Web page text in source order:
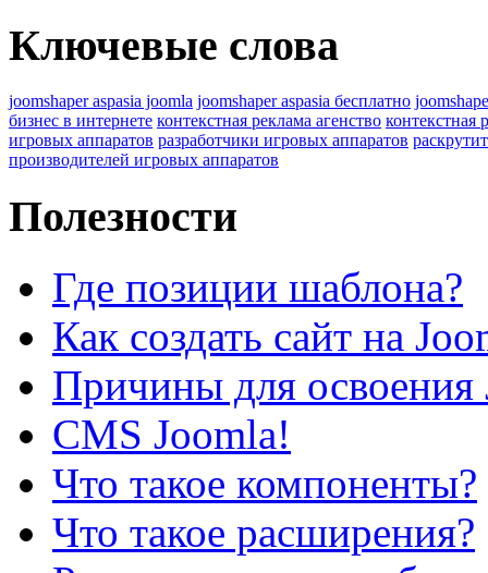
Ключевые слова
joomshaper aspasia joomla joomshaper aspasia бесплатно
бизнес в интернете контекстная реклама агенство контекстная
игровых аппаратов разработчики игровых аппаратов
производителей игровых аппаратов
Полезности
Где позиции шаблона?
Как создать сайт на
Причины для освоения
CMS Joomla!
Что такое компоненты?
Что такое расширения?